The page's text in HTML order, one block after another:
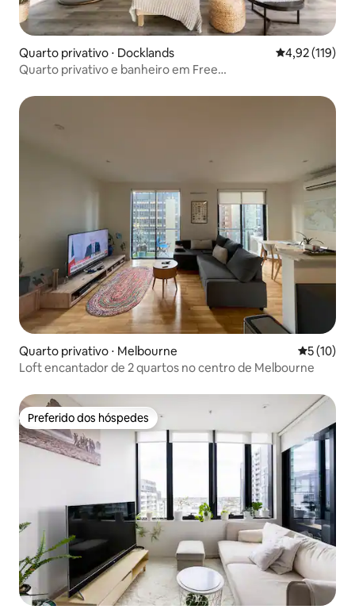
Quarto privativo ⋅ Docklands 4,92 de uma
4,92 (119)
Quarto privativo e banheiro em Free
Quarto privativo ⋅ Melbourne 5 de uma
5 (10)
Loft encantador de 2 quartos no centro de Melbourne
Preferido dos hóspedes
Preferido dos hóspedes